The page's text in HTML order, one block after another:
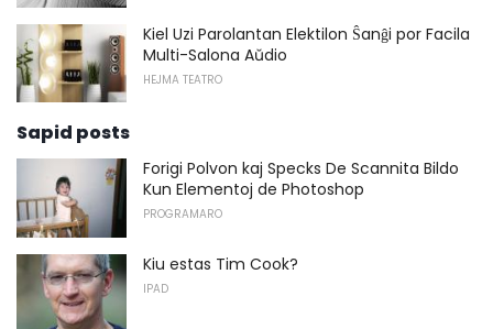
Kiel Uzi Parolantan Elektilon Ŝanĝi por Facila
Multi-Salona Aŭdio
HEJMA TEATRO
Sapid posts
Forigi Polvon kaj Specks De Scannita Bildo
Kun Elementoj de Photoshop
PROGRAMARO
Kiu estas Tim Cook?
IPAD